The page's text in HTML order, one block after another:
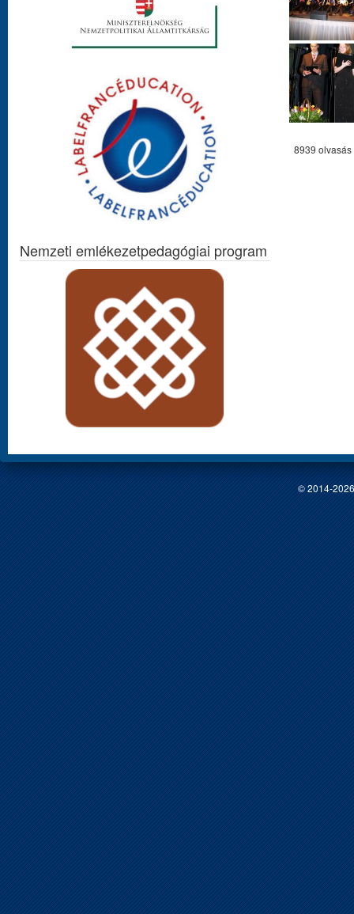
8939 olvasás
Nemzeti emlékezetpedagógiai program
© 2014-